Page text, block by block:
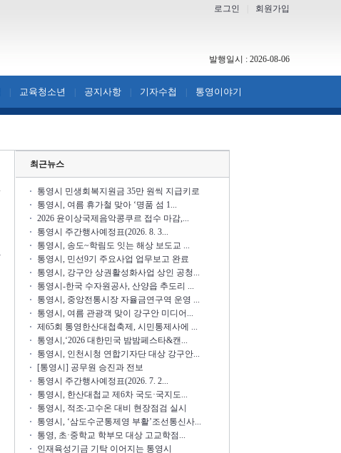
로그인 회원가입
발행일시 : 2026-08-06
교육청소년 공지사항 기자수첩 통영이야기
최근뉴스
통영시 민생회복지원금 35만 원씩 지급키로
통영시, 여름 휴가철 맞아 ‘명품 섬 1...
2026 윤이상국제음악콩쿠르 접수 마감,...
통영시 주간행사예정표(2026. 8. 3...
통영시, 송도~학림도 잇는 해상 보도교 ...
통영시, 민선9기 주요사업 업무보고 완료
통영시, 강구안 상권활성화사업 상인 공청...
통영시-한국 수자원공사, 산양읍 추도리 ...
통영시, 중앙전통시장 자율금연구역 운영 ...
통영시, 여름 관광객 맞이 강구안 미디어...
제65회 통영한산대첩축제, 시민통제사에 ...
통영시,‘2026 대한민국 밤밤페스타&캔...
통영시, 인천시청 연합기자단 대상 강구안...
[통영시] 공무원 승진과 전보
통영시 주간행사예정표(2026. 7. 2...
통영시, 한산대첩교 제6차 국도·국지도...
통영시, 적조‧고수온 대비 현장점검 실시
통영시, ‘삼도수군통제영 부활’조선통신사...
통영, 초·중학교 학부모 대상 고교학점...
인재육성기금 기탁 이어지는 통영시